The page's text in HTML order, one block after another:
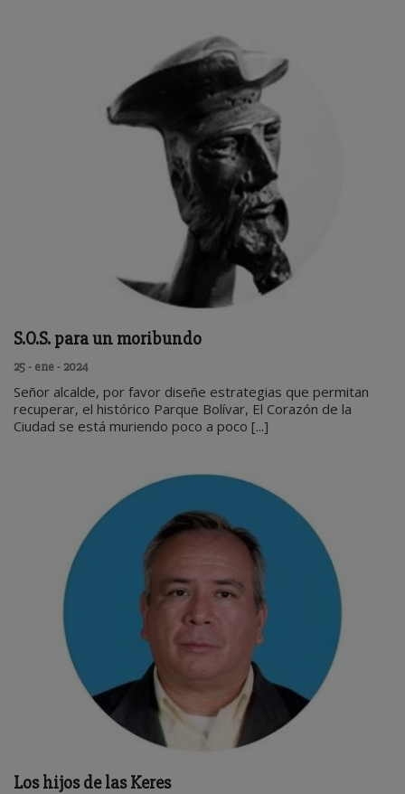
S.O.S. para un moribundo
25 - ene - 2024
Señor alcalde, por favor diseñe estrategias que permitan
recuperar, el histórico Parque Bolívar, El Corazón de la
Ciudad se está muriendo poco a poco [...]
Los hijos de las Keres